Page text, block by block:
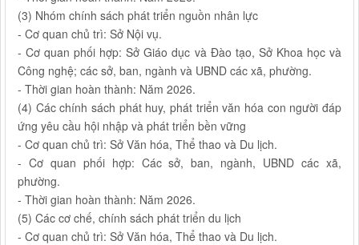
(3) Nhóm chính sách phát triển nguồn nhân lực
- Cơ quan chủ trì: Sở Nội vụ.
- Cơ quan phối hợp: Sở Giáo dục và Đào tạo, Sở Khoa học và
Công nghệ; các sở, ban, ngành và UBND các xã, phường.
- Thời gian hoàn thành: Năm 2026.
(4) Các chính sách phát huy, phát triển văn hóa con người đáp
ứng yêu cầu hội nhập và phát triển bền vững
- Cơ quan chủ trì: Sở Văn hóa, Thể thao và Du lịch.
- Cơ quan phối hợp: Các sở, ban, ngành, UBND các xã,
phường.
- Thời gian hoàn thành: Năm 2026.
(5) Các cơ chế, chính sách phát triển du lịch
- Cơ quan chủ trì: Sở Văn hóa, Thể thao và Du lịch.